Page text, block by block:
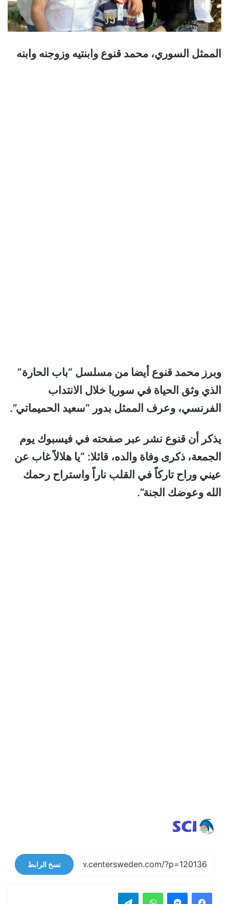
الممثل السوري، محمد قنوع وابنتيه وزوجنه وابنه
وبرز محمد قنوع أيضا من مسلسل “باب الحارة”
الذي وثق الحياة في سوريا خلال الانتداب
الفرنسي، وعرف الممثل بدور “سعيد الحميماتي”.
يذكر أن قنوع نشر عبر صفحته في فيسبوك يوم
الجمعة، ذكرى وفاة والده، قائلا: “يا هلالاً غاب عن
عيني وراح تاركاً في القلب ناراً واستراح رحمك
الله وعوضك الجنة”.
نسخ الرابط
فيسبوك واتساب